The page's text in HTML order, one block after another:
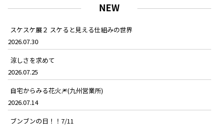
NEW
スケスケ展２ スケると見える仕組みの世界
2026.07.30
涼しさを求めて
2026.07.25
自宅からみる花火🎆(九州営業所)
2026.07.14
ブンブンの日！！7/11